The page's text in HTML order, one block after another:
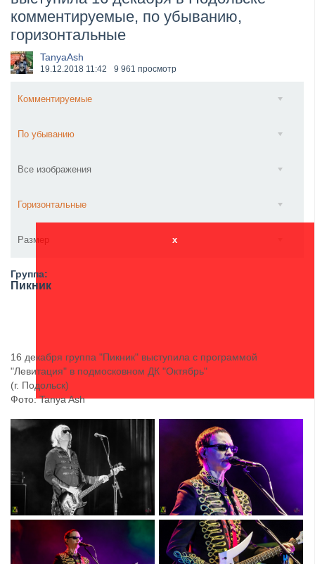
​Anthrax выпустили новый сингл и клип «Everybod...
комментируемые, по убыванию,
горизонтальные
TanyaAsh
19.12.2018 11:42 9 961 просмотр
Комментируемые
По убыванию
Все изображения
Горизонтальные
Размер x
Группа:
Пикник
16 декабря группа "Пикник" выступила с программой
"Левитация" в подмосковном ДК "Октябрь"
(г. Подольск)
Фото: Tanya Ash